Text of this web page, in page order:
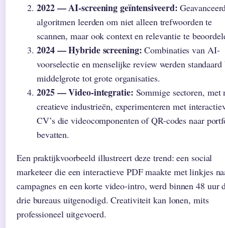
2022 — AI-screening geïntensiveerd:
algoritmen leerden om niet alleen trefwoorden te
scannen, maar ook context en relevantie te
2024 — Hybride screening: Combinaties van AI-
voorselectie en menselijke review werden
middelgrote tot grote organisaties.
2025 — Video-integratie: Sommige sectoren, met
creatieve industrieën, experimenteren met
CV’s die videocomponenten of QR-codes naar
bevatten.
Een praktijkvoorbeeld illustreert deze trend: een social
marketeer die een interactieve PDF maakte met linkjes
campagnes en een korte video-intro, werd binnen 48 uur
drie bureaus uitgenodigd. Creativiteit kan lonen, mits
professioneel uitgevoerd.